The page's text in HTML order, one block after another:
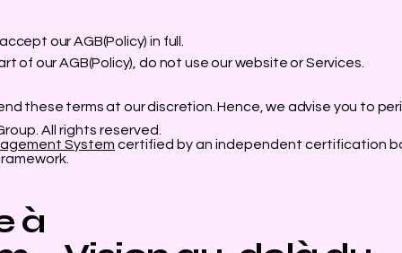
our AGB(Policy) in full.
of our AGB(Policy), do not use our website or Services.
these terms at our discretion. Hence, we advise you to
All rights reserved.
System certified by an independent certification
à